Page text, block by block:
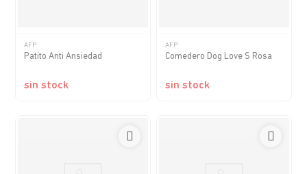
AFP
Patito Anti Ansiedad
sin stock
AFP
Comedero Dog Love S Rosa
sin stock